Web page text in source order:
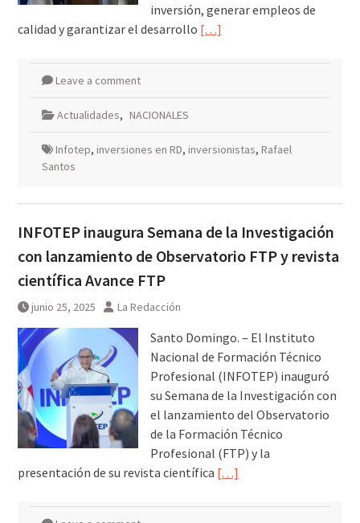
inversión, generar empleos de
calidad y garantizar el desarrollo […]
Leave a comment
Actualidades, NACIONALES
Infotep, inversiones en RD, inversionistas, Rafael
Santos
INFOTEP inaugura Semana de la Investigación
con lanzamiento de Observatorio FTP y revista
científica Avance FTP
junio 25, 2025 La Redacción
Santo Domingo. – El Instituto
Nacional de Formación Técnico
Profesional (INFOTEP) inauguró
su Semana de la Investigación con
el lanzamiento del Observatorio
de la Formación Técnico
Profesional (FTP) y la
presentación de su revista científica […]